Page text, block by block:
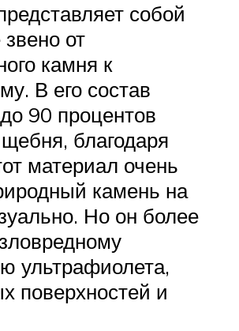
собой
от
камня к
В его состав
90 процентов
благодаря
материал очень
камень на
Но он более
ультрафиолета,
поверхностей и